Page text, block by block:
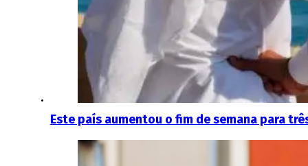
Este país aumentou o fim de semana para